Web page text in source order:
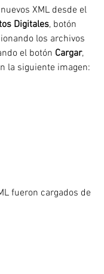
XML desde el
Digitales, botón
los archivos
el botón Cargar,
la siguiente imagen:
fueron cargados de